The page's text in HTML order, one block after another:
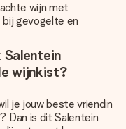
wijn met
bij gevogelte en
Salentein
wijnkist?
je jouw beste vriendin
Dan is dit Salentein